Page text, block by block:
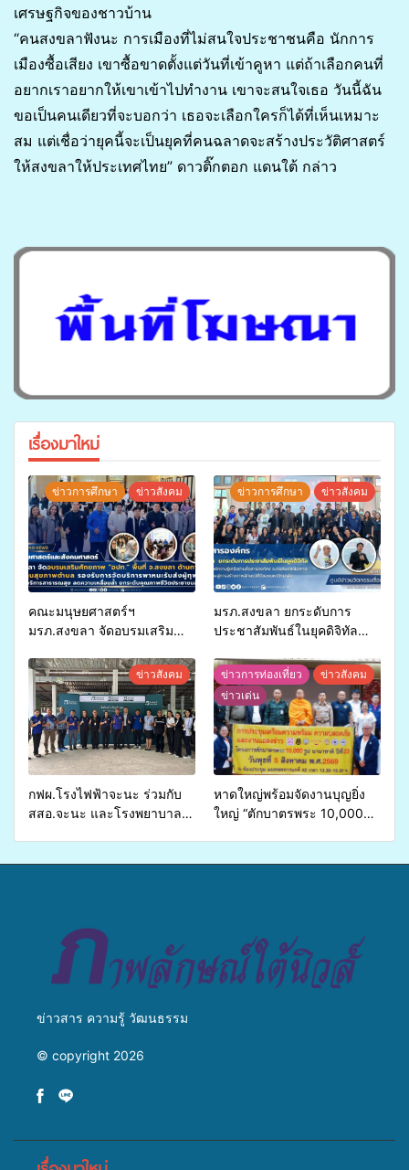
เศรษฐกิจของชาวบ้าน
“คนสงขลาฟังนะ การเมืองที่ไม่สนใจประชาชนคือ นักการ
เมืองซื้อเสียง เขาซื้อขาดตั้งแต่วันที่เข้าคูหา แต่ถ้าเลือกคนที่
อยากเราอยากให้เขาเข้าไปทำงาน เขาจะสนใจเธอ วันนี้ฉัน
ขอเป็นคนเดียวที่จะบอกว่า เธอจะเลือกใครก็ได้ที่เห็นเหมาะ
สม แต่เชื่อว่ายุคนี้จะเป็นยุคที่คนฉลาดจะสร้างประวัติศาสตร์
ให้สงขลาให้ประเทศไทย” ดาวติ๊กตอก แดนใต้ กล่าว
เรื่องมาใหม่
ข่าวการศึกษา ข่าวสังคม
คณะมนุษยศาสตร์ฯ
มรภ.สงขลา จัดอบรมเสริม
จ่ายงบกองทุนสุขภาพตำบล
รองรับการจัดบริการพาหนะรับ
ส่งผู้ทุพพลภาพเพื่อเข้ารับ
บริการสาธารณสุข ลดความ
เหลื่อมล้ำ ยกระดับคุณภาพ
ชีวิตประชาชนอย่างยั่งยืน
ข่าวการศึกษา ข่าวสังคม
มรภ.สงขลา ยกระดับการ
ประชาสัมพันธ์ในยุคดิจิทัล
ข่ายสื่อสารองค์กร ระดมสมอง
วางแนวทางการทำงาน ปูทาง
สู่การสร้างภาพลักษณ์ที่ดีของ
มหาวิทยาลัย
ข่าวสังคม
กฟผ.โรงไฟฟ้าจะนะ ร่วมกับ
สสอ.จะนะ และโรงพยาบาล
ข่าวการท่องเที่ยว
ข่าวสังคม
ข่าวเด่น
หาดใหญ่พร้อมจัดงานบุญยิ่ง
ใหญ่ “ตักบาตรพระ 10,000
ข่าวสาร ความรู้ วัฒนธรรม
© copyright 2026